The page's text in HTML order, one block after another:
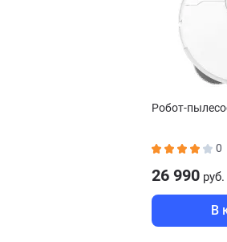
Робот-
0
26 990 руб.
В